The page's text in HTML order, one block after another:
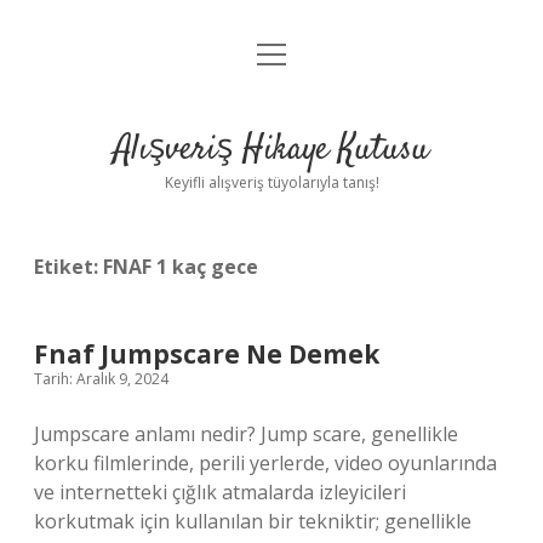
Anasayfa
Yasal Uyarı
menüyü
Alışveriş Hikaye Kutusu
Keyifli alışveriş tüyolarıyla tanış!
Etiket: FNAF 1 kaç gece
Fnaf Jumpscare Ne Demek
Tarih: Aralık 9, 2024
Jumpscare anlamı nedir? Jump scare, genellikle
korku filmlerinde, perili yerlerde, video oyunlarında
ve internetteki çığlık atmalarda izleyicileri
korkutmak için kullanılan bir tekniktir; genellikle